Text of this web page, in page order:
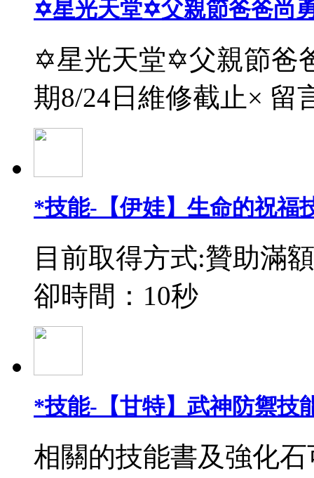
✡星光天堂✡父親節爸爸尚
✡星光天堂✡父親節爸
期8/24日維修截止× 留
*技能-【伊娃】生命的祝福
目前取得方式:贊助滿
卻時間：10秒
*技能-【甘特】武神防禦技
相關的技能書及強化